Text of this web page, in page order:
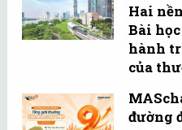
Hai
Bài
hành
của
đường